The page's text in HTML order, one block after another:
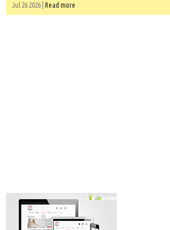
Jul 26 2026 | Read more